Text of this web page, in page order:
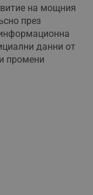
на мощния
през
данни от
промени